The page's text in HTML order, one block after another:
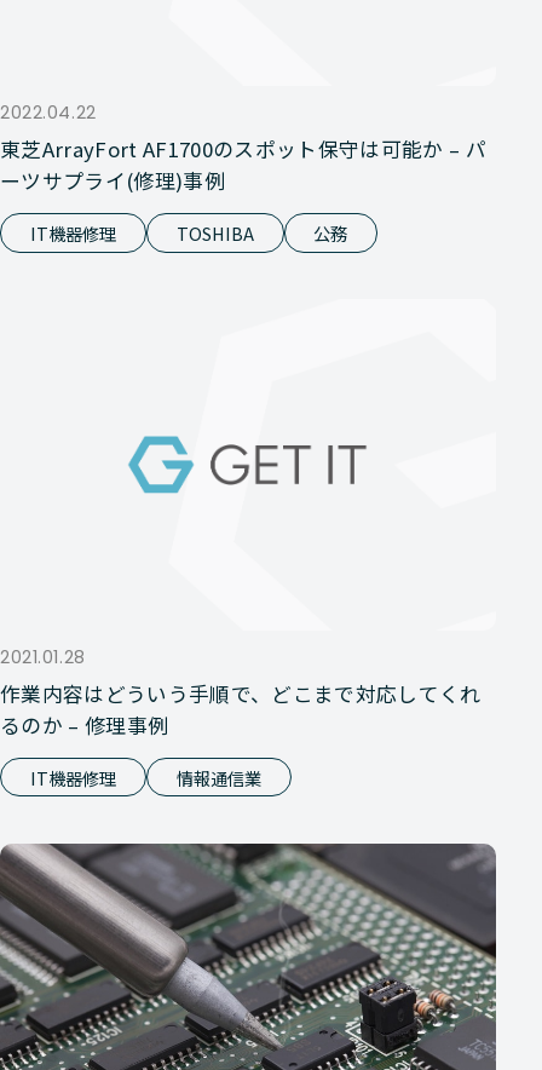
2022.04.22
東芝ArrayFort AF1700のスポット保守は可能か – パ
ーツサプライ(修理)事例
IT機器修理 TOSHIBA 公務
2021.01.28
作業内容はどういう手順で、どこまで対応してくれ
るのか – 修理事例
IT機器修理 情報通信業